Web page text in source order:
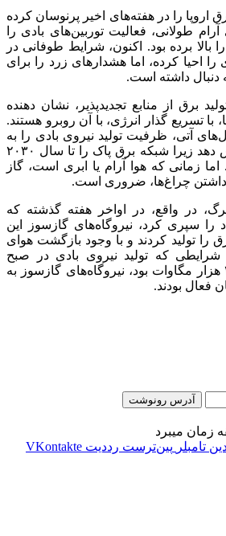
اروپا را در هفته‌های اخیر پرنوسان کرده
طولانی، فعالیت توربین‌های بادی را
برده بود. اکنون، شرایط طوفانی در
را احیا کرده، اما هشدارهای زرد را برای
دنبال داشته است.
برق از منابع تجدیدپذیر، نشان دهنده
تسریع گذار انرژی، با آن روبرو هستند.
آتی، ظرفیت تولید نیروی بادی را به
میزان چشمگیری افزایش دهد زیرا شبکه برق پاک را تا سال ۲۰۳۰
زمانی که هوا آرام یا ابری است، گاز
چراغ‌ها، ضروری است.
در واقع، در اواخر هفته گذشته که
را سپری کرد، نیروگاه‌های گازسوز این
را تولید کردند و با وجود بازگشت هوای
که تولید نیروی بادی در صبح
چهارشنبه، هنوز بالای ۲۲ هزار مگاوات بود، نیروگاه‌های گازسوز به
فعال بودند.
آدرس رونوشت
‫تامبلر ‫پین‌ترست ‫رددیت ‫VKontakte